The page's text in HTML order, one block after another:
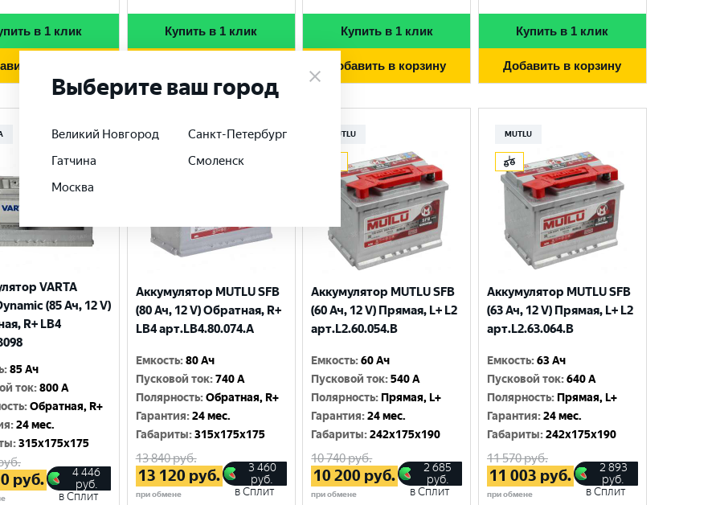
в 1 клик
в корзину
Купить в 1 клик Купить в 1 клик
Добавить в корзину
Купить в 1 клик
Добавить в корзину
VARTA
(85 Ач, 12 V)
R+ LB4
:85 Ач
ток:800 A
:Обратная, R+
:24 мес.
:315x175x175
руб.
4 446
руб.
в Сплит
MUTLU
Аккумулятор MUTLU SFB
(80 Ач, 12 V) Обратная, R+
LB4 арт.LВ4.80.074.A
Емкость:80 Ач
Пусковой ток:740 A
Полярность:Обратная, R+
Гарантия:24 мес.
Габариты:315x175x175
13 840руб.
13 120 руб.
при обмене
3 460
руб.
в Сплит
MUTLU
Аккумулятор MUTLU SFB
(60 Ач, 12 V) Прямая, L+ L2
арт.L2.60.054.B
Емкость:60 Ач
Пусковой ток:540 A
Полярность: Прямая, L+
Гарантия:24 мес.
Габариты:242x175x190
10 740руб.
10 200 руб.
при обмене
2 685
руб.
в Сплит
MUTLU
Аккумулятор MUTLU SFB
(63 Ач, 12 V) Прямая, L+ L2
арт.L2.63.064.B
Емкость:63 Ач
Пусковой ток:640 A
Полярность: Прямая, L+
Гарантия:24 мес.
Габариты:242x175x190
11 570руб.
11 003 руб.
при обмене
2 893
руб.
в Сплит
Выберите ваш город
Великий Новгород
Гатчина
Москва
Санкт-Петербург
Смоленск